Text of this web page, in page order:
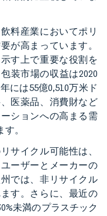
料産業においてポリ
が高まっています。
す上で重要な役割を
装市場の収益は2020
には55億0,510万米ド
医薬品、消費財など
ションへの高まる需
。
サイクル可能性は、
ーザーとメーカーの
では、非リサイクル
す。さらに、最近の
未満のプラスチック